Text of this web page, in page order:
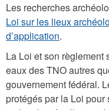
Les recherches
Loi sur les lieux
d’application.
La Loi et son règlement
eaux des TNO autres
gouvernement fédéral.
protégés par la Loi pour